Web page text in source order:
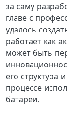
за саму
главе с
удалось
работает как
может быть
его структура
процессе
батареи.